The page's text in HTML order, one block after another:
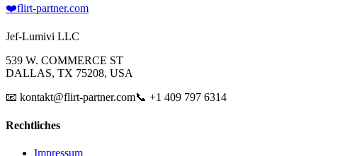
❤️flirt-partner.com
Jef-Lumivi LLC
539 W. COMMERCE ST
DALLAS, TX 75208, USA
📧 kontakt@flirt-partner.com📞 +1 409 797 6314
Rechtliches
Impressum